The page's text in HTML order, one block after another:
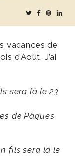
vacances de
d’Août. J’ai
sera là le 23
de Pâques
fils sera là le